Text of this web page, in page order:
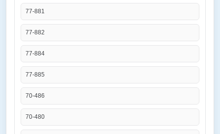
77-881
77-882
77-884
77-885
70-486
70-480